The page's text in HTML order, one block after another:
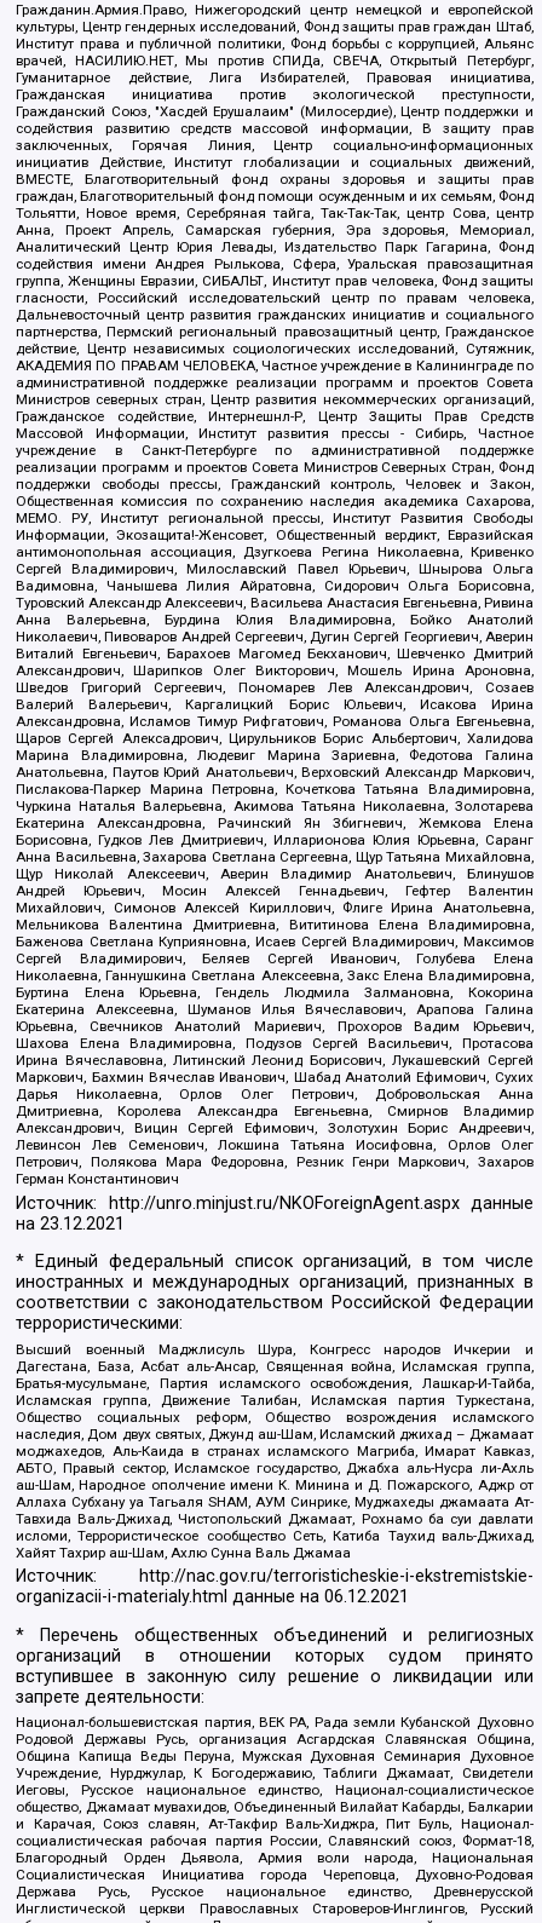
Гражданин.Армия.Право, Нижегородский центр немецкой и европейской
культуры, Центр гендерных исследований, Фонд защиты прав граждан Штаб,
Институт права и публичной политики, Фонд борьбы с коррупцией, Альянс
врачей, НАСИЛИЮ.НЕТ, Мы против СПИДа, СВЕЧА, Открытый Петербург,
Гуманитарное действие, Лига Избирателей, Правовая инициатива,
Гражданская инициатива против экологической преступности,
Гражданский Союз, "Хасдей Ерушалаим" (Милосердие), Центр поддержки и
содействия развитию средств массовой информации, В защиту прав
заключенных, Горячая Линия, Центр социально-информационных
инициатив Действие, Институт глобализации и социальных движений,
ВМЕСТЕ, Благотворительный фонд охраны здоровья и защиты прав
граждан, Благотворительный фонд помощи осужденным и их семьям, Фонд
Тольятти, Новое время, Серебряная тайга, Так-Так-Так, центр Сова, центр
Анна, Проект Апрель, Самарская губерния, Эра здоровья, Мемориал,
Аналитический Центр Юрия Левады, Издательство Парк Гагарина, Фонд
содействия имени Андрея Рылькова, Сфера, Уральская правозащитная
группа, Женщины Евразии, СИБАЛЬТ, Институт прав человека, Фонд защиты
гласности, Российский исследовательский центр по правам человека,
Дальневосточный центр развития гражданских инициатив и социального
партнерства, Пермский региональный правозащитный центр, Гражданское
действие, Центр независимых социологических исследований, Сутяжник,
АКАДЕМИЯ ПО ПРАВАМ ЧЕЛОВЕКА, Частное учреждение в Калининграде по
административной поддержке реализации программ и проектов Совета
Министров северных стран, Центр развития некоммерческих организаций,
Гражданское содействие, Интернешнл-Р, Центр Защиты Прав Средств
Массовой Информации, Институт развития прессы - Сибирь, Частное
учреждение в Санкт-Петербурге по административной поддержке
реализации программ и проектов Совета Министров Северных Стран, Фонд
поддержки свободы прессы, Гражданский контроль, Человек и Закон,
Общественная комиссия по сохранению наследия академика Сахарова,
МЕМО. РУ, Институт региональной прессы, Институт Развития Свободы
Информации, Экозащита!-Женсовет, Общественный вердикт, Евразийская
антимонопольная ассоциация, Дзугкоева Регина Николаевна, Кривенко
Сергей Владимирович, Милославский Павел Юрьевич, Шнырова Ольга
Вадимовна, Чанышева Лилия Айратовна, Сидорович Ольга Борисовна,
Туровский Александр Алексеевич, Васильева Анастасия Евгеньевна, Ривина
Анна Валерьевна, Бурдина Юлия Владимировна, Бойко Анатолий
Николаевич, Пивоваров Андрей Сергеевич, Дугин Сергей Георгиевич, Аверин
Виталий Евгеньевич, Барахоев Магомед Бекханович, Шевченко Дмитрий
Александрович, Шарипков Олег Викторович, Мошель Ирина Ароновна,
Шведов Григорий Сергеевич, Пономарев Лев Александрович, Созаев
Валерий Валерьевич, Каргалицкий Борис Юльевич, Исакова Ирина
Александровна, Исламов Тимур Рифгатович, Романова Ольга Евгеньевна,
Щаров Сергей Алексадрович, Цирульников Борис Альбертович, Халидова
Марина Владимировна, Людевиг Марина Зариевна, Федотова Галина
Анатольевна, Паутов Юрий Анатольевич, Верховский Александр Маркович,
Пислакова-Паркер Марина Петровна, Кочеткова Татьяна Владимировна,
Чуркина Наталья Валерьевна, Акимова Татьяна Николаевна, Золотарева
Екатерина Александровна, Рачинский Ян Збигневич, Жемкова Елена
Борисовна, Гудков Лев Дмитриевич, Илларионова Юлия Юрьевна, Саранг
Анна Васильевна, Захарова Светлана Сергеевна, Щур Татьяна Михайловна,
Щур Николай Алексеевич, Аверин Владимир Анатольевич, Блинушов
Андрей Юрьевич, Мосин Алексей Геннадьевич, Гефтер Валентин
Михайлович, Симонов Алексей Кириллович, Флиге Ирина Анатольевна,
Мельникова Валентина Дмитриевна, Вититинова Елена Владимировна,
Баженова Светлана Куприяновна, Исаев Сергей Владимирович, Максимов
Сергей Владимирович, Беляев Сергей Иванович, Голубева Елена
Николаевна, Ганнушкина Светлана Алексеевна, Закс Елена Владимировна,
Буртина Елена Юрьевна, Гендель Людмила Залмановна, Кокорина
Екатерина Алексеевна, Шуманов Илья Вячеславович, Арапова Галина
Юрьевна, Свечников Анатолий Мариевич, Прохоров Вадим Юрьевич,
Шахова Елена Владимировна, Подузов Сергей Васильевич, Протасова
Ирина Вячеславовна, Литинский Леонид Борисович, Лукашевский Сергей
Маркович, Бахмин Вячеслав Иванович, Шабад Анатолий Ефимович, Сухих
Дарья Николаевна, Орлов Олег Петрович, Добровольская Анна
Дмитриевна, Королева Александра Евгеньевна, Смирнов Владимир
Александрович, Вицин Сергей Ефимович, Золотухин Борис Андреевич,
Левинсон Лев Семенович, Локшина Татьяна Иосифовна, Орлов Олег
Петрович, Полякова Мара Федоровна, Резник Генри Маркович, Захаров
Герман Константинович
Источник: http://unro.minjust.ru/NKOForeignAgent.aspxданные
на23.12.2021
* Единый федеральный список организаций, в том числе
иностранных и международных организаций, признанных в
соответствии с законодательством Российской Федерации
террористическими:
Высший военный Маджлисуль Шура, Конгресс народов Ичкерии и
Дагестана, База, Асбат аль-Ансар, Священная война, Исламская группа,
Братья-мусульмане, Партия исламского освобождения, Лашкар-И-Тайба,
Исламская группа, Движение Талибан, Исламская партия Туркестана,
Общество социальных реформ, Общество возрождения исламского
наследия, Дом двух святых, Джунд аш-Шам, Исламский джихад – Джамаат
моджахедов, Аль-Каида в странах исламского Магриба, Имарат Кавказ,
АБТО, Правый сектор, Исламское государство, Джабха аль-Нусра ли-Ахль
аш-Шам, Народное ополчение имени К. Минина и Д. Пожарского, Аджр от
Аллаха Субхану уа Тагьаля SHAM, АУМ Синрике, Муджахеды джамаата Ат-
Тавхида Валь-Джихад, Чистопольский Джамаат, Рохнамо ба суи давлати
исломи, Террористическое сообщество Сеть, Катиба Таухид валь-Джихад,
Хайят Тахрир аш-Шам, Ахлю Сунна Валь Джамаа
Источник:
http://nac.gov.ru/terroristicheskie-i-ekstremistskie-
organizacii-i-materialy.html данные на06.12.2021
* Перечень общественных объединений и религиозных
организаций в отношении которых судом принято
вступившее в законную силу решение о ликвидации или
запрете деятельности:
Национал-большевистская партия, ВЕК РА, Рада земли Кубанской Духовно
Родовой Державы Русь, организация Асгардская Славянская Община,
Община Капища Веды Перуна, Мужская Духовная Семинария Духовное
Учреждение, Нурджулар, К Богодержавию, Таблиги Джамаат, Свидетели
Иеговы, Русское национальное единство, Национал-социалистическое
общество, Джамаат мувахидов, Объединенный Вилайат Кабарды, Балкарии
и Карачая, Союз славян, Ат-Такфир Валь-Хиджра, Пит Буль, Национал-
социалистическая рабочая партия России, Славянский союз, Формат-18,
Благородный Орден Дьявола, Армия воли народа, Национальная
Социалистическая Инициатива города Череповца, Духовно-Родовая
Держава Русь, Русское национальное единство, Древнерусской
Инглистической церкви Православных Староверов-Инглингов, Русский